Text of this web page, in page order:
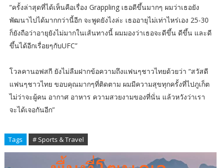
“ครั้งล่าสุดที่ได้เห็นคือเรื่อง Grappling เธอดีขึ้นมากๆ ผมว่าเธอยัง
พัฒนาไปได้มากกว่านี้อีก จะพูดยังไงล่ะ เธออายุไม่เท่าไหร่เอง 25-30
ก็ยังถือว่าอายุยังไม่มากในเส้นทางนี้ ผมมองว่าเธอจะดีขึ้น ดีขึ้น และดี
ขึ้นได้อีกเรื่อยๆกับUFC”
โวลคานอฟสกี ยังไม่ลืมฝากข้อความถึงแฟนๆชาวไทยด้วยว่า “สวัสดี
แฟนๆชาวไทย ขอบคุณมากๆที่ติดตาม ผมมีความสุขทุกครั้งที่ไปภูเก็ต
ไม่ว่าจะผู้คน อากาศ อาหาร ความสวยงามของที่นั่น แล้วหวังว่าเรา
จะได้เจอกันอีก”
Tags # Sports & Travel